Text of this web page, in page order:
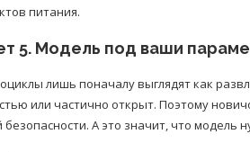
питания.
5. Модель под ваши
лишь поначалу выглядят как
или частично открыт. Поэтому
А это значит, что модель